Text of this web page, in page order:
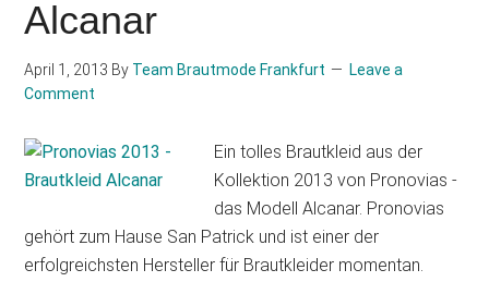
Alcanar
April 1, 2013 By Team Brautmode Frankfurt
Leave a
Comment
Ein tolles Brautkleid aus der
Kollektion 2013 von Pronovias -
das Modell Alcanar. Pronovias
gehört zum Hause San Patrick und ist einer der
erfolgreichsten Hersteller für Brautkleider momentan.